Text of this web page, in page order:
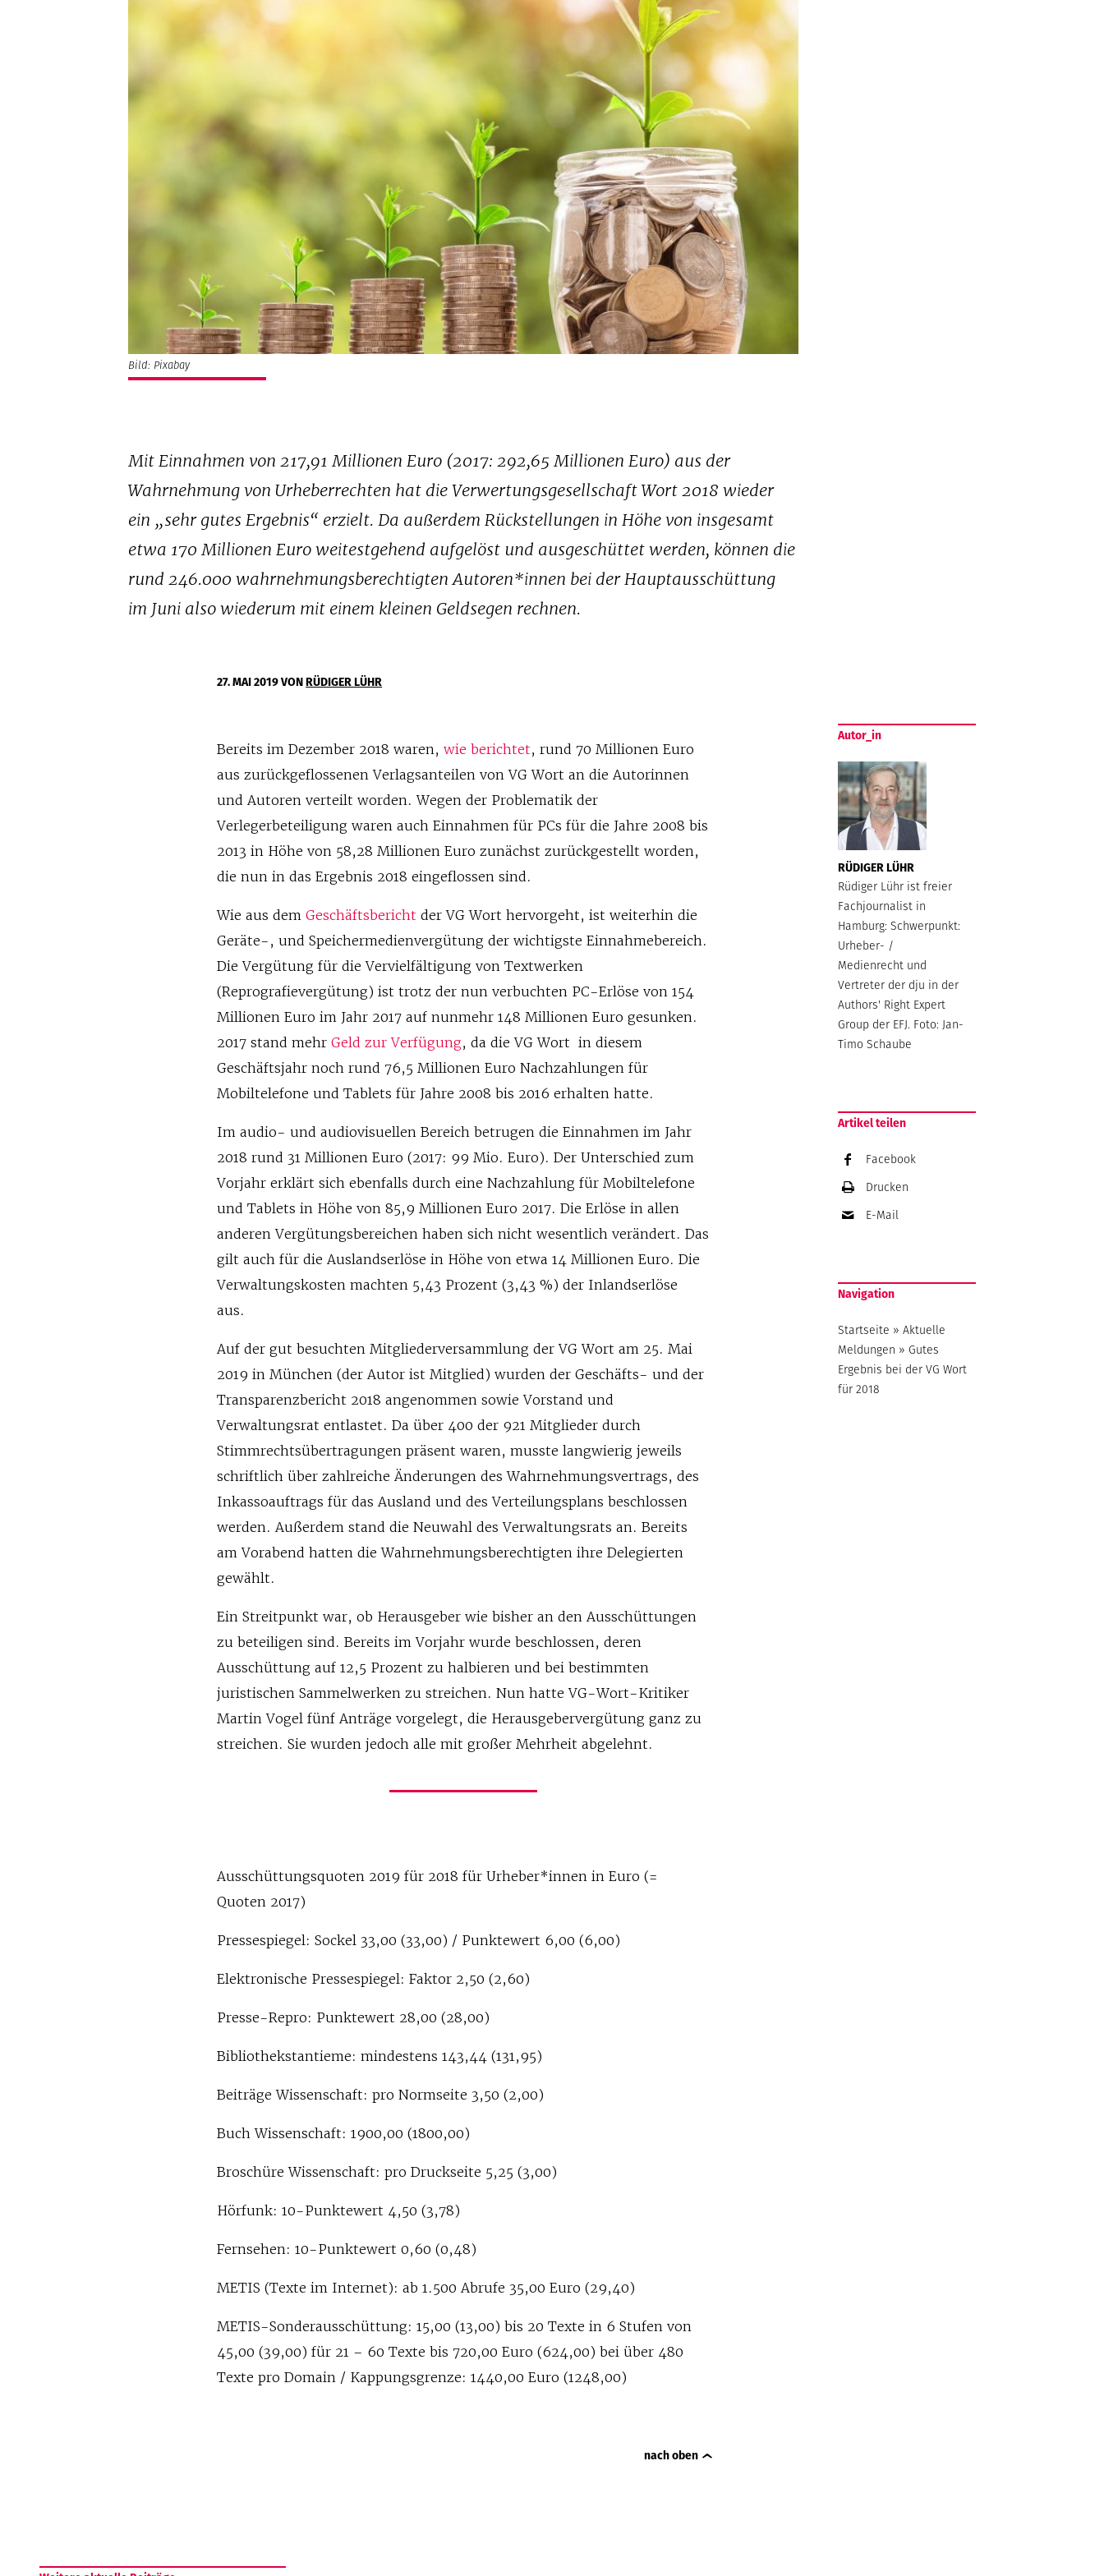
Bild: Pixabay
Mit Einnahmen von 217,91 Millionen Euro (2017: 292,65 Millionen Euro) aus der
Wahrnehmung von Urheberrechten hat die Verwertungsgesellschaft Wort 2018 wieder
ein „sehr gutes Ergebnis“ erzielt. Da außerdem Rückstellungen in Höhe von insgesamt
etwa 170 Millionen Euro weitestgehend aufgelöst und ausgeschüttet werden, können die
rund 246.000 wahrnehmungsberechtigten Autoren*innen bei der Hauptausschüttung
im Juni also wiederum mit einem kleinen Geldsegen rechnen.
27. MAI 2019VON RÜDIGER LÜHR
Bereits im Dezember 2018 waren,wie berichtet, rund 70 Millionen Euro
aus zurückgeflossenen Verlagsanteilen von VG Wort an die Autorinnen
und Autoren verteilt worden. Wegen der Problematik der
Verlegerbeteiligung waren auch Einnahmen für PCs für die Jahre 2008 bis
2013 in Höhe von 58,28 Millionen Euro zunächst zurückgestellt worden,
die nun in das Ergebnis 2018 eingeflossen sind.
Wie aus demGeschäftsbericht der VG Wort hervorgeht, ist weiterhin die
Geräte-, und Speichermedienvergütung der wichtigste Einnahmebereich.
Die Vergütung für die Vervielfältigung von Textwerken
(Reprografievergütung) ist trotz der nun verbuchten PC-Erlöse von 154
Millionen Euro im Jahr 2017 auf nunmehr 148 Millionen Euro gesunken.
2017 stand mehrGeld zur Verfügung, da die VG Wort in diesem
Geschäftsjahr noch rund 76,5 Millionen Euro Nachzahlungen für
Mobiltelefone und Tablets für Jahre 2008 bis 2016 erhalten hatte.
Im audio- und audiovisuellen Bereich betrugen die Einnahmen im Jahr
2018 rund 31 Millionen Euro (2017: 99 Mio. Euro). Der Unterschied zum
Vorjahr erklärt sich ebenfalls durch eine Nachzahlung für Mobiltelefone
und Tablets in Höhe von 85,9 Millionen Euro 2017. Die Erlöse in allen
anderen Vergütungsbereichen haben sich nicht wesentlich verändert. Das
gilt auch für die Auslandserlöse in Höhe von etwa 14 Millionen Euro. Die
Verwaltungskosten machten 5,43 Prozent (3,43 %) der Inlandserlöse
aus.
Auf der gut besuchten Mitgliederversammlung der VG Wort am 25. Mai
2019 in München (der Autor ist Mitglied) wurden der Geschäfts- und der
Transparenzbericht 2018 angenommen sowie Vorstand und
Verwaltungsrat entlastet. Da über 400 der 921 Mitglieder durch
Stimmrechtsübertragungen präsent waren, musste langwierig jeweils
schriftlich über zahlreiche Änderungen des Wahrnehmungsvertrags, des
Inkassoauftrags für das Ausland und des Verteilungsplans beschlossen
werden. Außerdem stand die Neuwahl des Verwaltungsrats an. Bereits
am Vorabend hatten die Wahrnehmungsberechtigten ihre Delegierten
gewählt.
Ein Streitpunkt war, ob Herausgeber wie bisher an den Ausschüttungen
zu beteiligen sind. Bereits im Vorjahr wurde beschlossen, deren
Ausschüttung auf 12,5 Prozent zu halbieren und bei bestimmten
juristischen Sammelwerken zu streichen. Nun hatte VG-Wort-Kritiker
Martin Vogel fünf Anträge vorgelegt, die Herausgebervergütung ganz zu
streichen. Sie wurden jedoch alle mit großer Mehrheit abgelehnt.
Ausschüttungsquoten 2019 für 2018 für Urheber*innen in Euro (=
Quoten 2017)
Pressespiegel: Sockel 33,00 (33,00) / Punktewert 6,00 (6,00)
Elektronische Pressespiegel: Faktor 2,50 (2,60)
Presse-Repro: Punktewert 28,00 (28,00)
Bibliothekstantieme: mindestens 143,44 (131,95)
Beiträge Wissenschaft: pro Normseite 3,50 (2,00)
Buch Wissenschaft: 1900,00 (1800,00)
Broschüre Wissenschaft: pro Druckseite 5,25 (3,00)
Hörfunk: 10-Punktewert 4,50 (3,78)
Fernsehen: 10-Punktewert 0,60 (0,48)
METIS (Texte im Internet): ab 1.500 Abrufe 35,00 Euro (29,40)
METIS-Sonderausschüttung: 15,00 (13,00) bis 20 Texte in 6 Stufen von
45,00 (39,00) für 21 – 60 Texte bis 720,00 Euro (624,00) bei über 480
Texte pro Domain / Kappungsgrenze: 1440,00 Euro (1248,00)
nach oben
Autor_in
RÜDIGER LÜHR
Rüdiger Lühr ist freier
Fachjournalist in
Hamburg: Schwerpunkt:
Urheber- /
Medienrecht und
Vertreter der dju in der
Authors' Right Expert
Group der EFJ. Foto: Jan-
Timo Schaube
Artikel teilen
Facebook
Drucken
E-Mail
Navigation
Startseite »Aktuelle
Meldungen » Gutes
Ergebnis bei der VG Wort
für 2018